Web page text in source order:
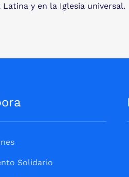
Latina y en la Iglesia universal.
Solidario